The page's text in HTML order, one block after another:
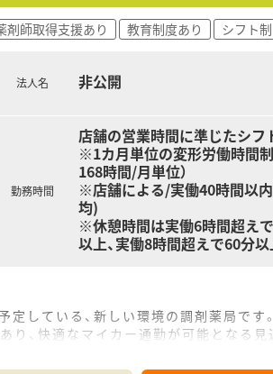
Ｂブランドに携わりたい方
還元！）
監査、服薬指導といった業務が中心と
包括ケアの一員として活躍する機会も
さま一人ひとりに寄り添った薬学的管
剤師取得支援あり 教育制度あり シフト制
法人名 非公開
勤務時間
店舗の営業時間に準じたシフ
※1カ月単位の変形労働時間制
168時間/月単位）
※店舗による/実働40時間以
均)
※休憩時間は実働6時間超え
以上、実働8時間超えで60分
している、新しい環境の調剤薬局です。
、快適なマイカー通勤が可能となる見